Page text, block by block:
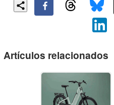
Artículos relacionados